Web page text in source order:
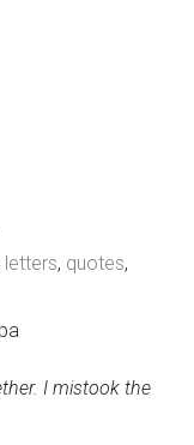
letters, quotes,
I mistook the